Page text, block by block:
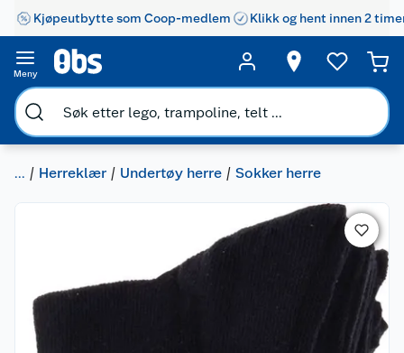
Kjøpeutbytte som Coop-medlem Klikk og hent innen 2
Meny
... Herreklær Undertøy herre Sokker herre